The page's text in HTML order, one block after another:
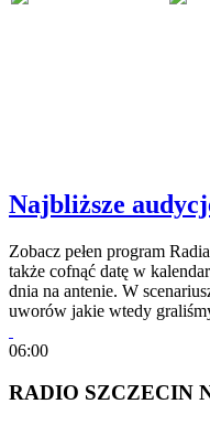
Najbliższe
Zobacz pełen program
także cofnąć datę w
dnia na antenie. W
uworów jakie wtedy
06:00
RADIO SZCZECIN